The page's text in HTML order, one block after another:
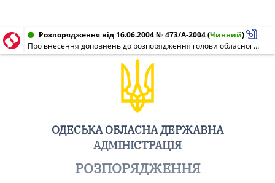
Розпорядження від 16.06.2004 № 473/А-2004(Чинний)
Про внесення доповнень до розпорядження голови обласної державної адміністрації від 19 червня 2001 року N 568/А-2001 "Про затвердження Положення про управління містобудування та архітектури обласної державної адміністрації"
ОДЕСЬКА ОБЛАСНА ДЕРЖАВНА
АДМІНІСТРАЦІЯ
РОЗПОРЯДЖЕННЯ